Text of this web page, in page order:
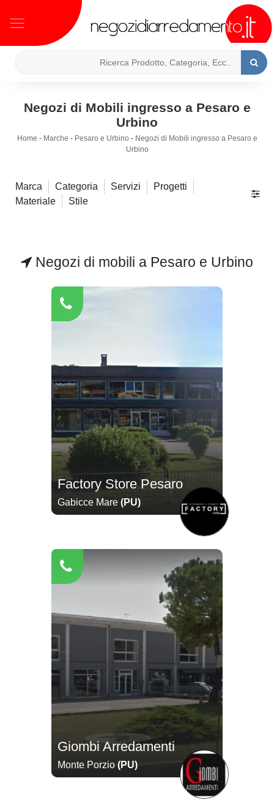
Negozi di Mobili ingresso a Pesaro e
Urbino
Home - Marche - Pesaro e Urbino - Negozi di Mobili ingresso a Pesaro e
Urbino
Marca Categoria Servizi
Progetti
Materiale
Stile
Negozi di mobili a Pesaro e Urbino
Factory Store Pesaro
Gabicce Mare (PU)
Giombi Arredamenti
Monte Porzio (PU)